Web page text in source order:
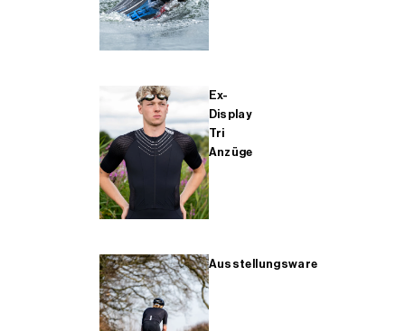
Ex-
Display
Tri
Anzüge
Ausstellungsware